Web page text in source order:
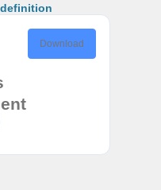
definition
Download